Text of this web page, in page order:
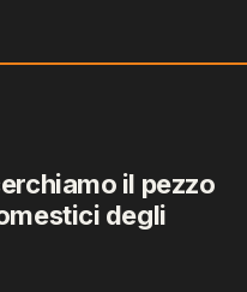
il pezzo
degli